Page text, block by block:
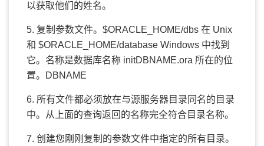
以获取他们的姓名。
5. 复制参数文件。$ORACLE_HOME/dbs 在 Unix
和 $ORACLE_HOME/database Windows 中找到
它。名称是数据库名称 initDBNAME.ora 所在的位
置。DBNAME
6. 所有文件都必须放在与源服务器目录同名的目录
中。从上面的查询返回的名称完全符合目录名称。
7. 创建您刚刚复制的参数文件中指定的所有目录。